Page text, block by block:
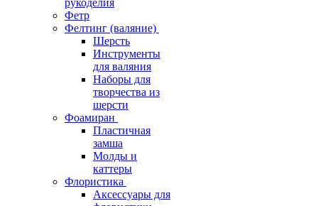
рукоделия
Фетр
Фелтинг (валяние)
Шерсть
Инструменты
для валяния
Наборы для
творчества из
шерсти
Фоамиран
Пластичная
замша
Молды и
каттеры
Флористика
Аксессуары для